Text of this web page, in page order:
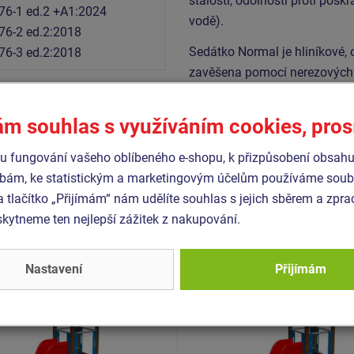
1 ed.2 +A1:2024
2 ed.2:2018
3 ed.2:2018
vodě).
Sedátko Normal je hliníkové,
zavěšena pomocí
Podobnézboží
1026K-10 Produkt - UNK-1052K-10
souhlas s využíváním cookies,
fungování vašeho oblíbeného e-shopu, k přizpůsobení
ke statistickým a marketingovým účelům používáme
tlačítko „Přijímám“ nám udělíte souhlas s jejich sběrem a
ten nejlepší zážitek z nakupování.
Nastavení Přijímám